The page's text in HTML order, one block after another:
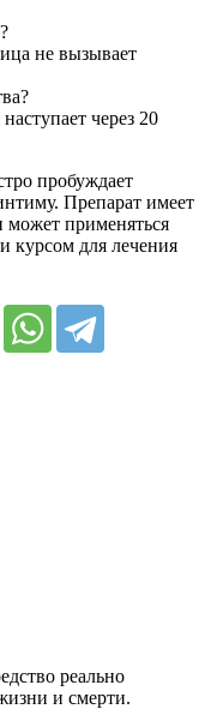
не вызывает
через 20
пробуждает
Препарат имеет
может применяться
курсом для лечения
реально
и смерти.